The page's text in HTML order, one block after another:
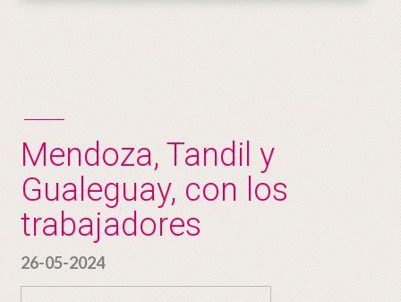
Mendoza, Tandil y
Gualeguay, con los
trabajadores
26-05-2024